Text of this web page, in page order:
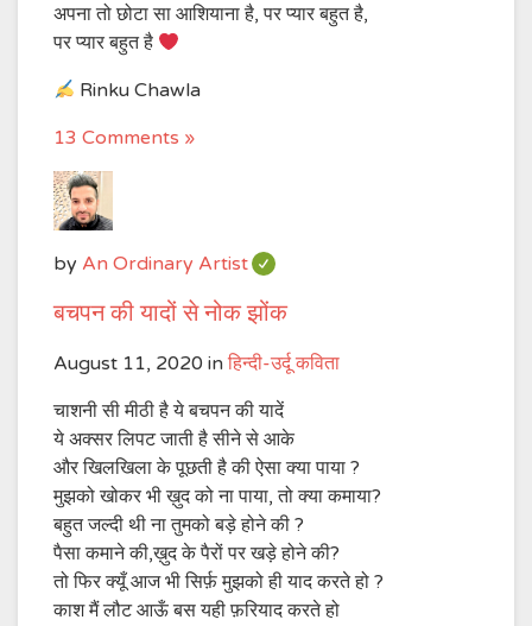
अपना तो छोटा सा आशियाना है, पर प्यार बहुत है,
पर प्यार बहुत है
Rinku Chawla
13 Comments »
by An Ordinary Artist
बचपन की यादों से नोक झोंक
August 11, 2020 in हिन्दी-उर्दू कविता
चाशनी सी मीठी है ये बचपन की यादें
ये अक्सर लिपट जाती है सीने से आके
और खिलखिला के पूछती है की ऐसा क्या पाया ?
मुझको खोकर भी ख़ुद को ना पाया, तो क्या कमाया?
बहुत जल्दी थी ना तुमको बड़े होने की ?
पैसा कमाने की,ख़ुद के पैरों पर खड़े होने की?
तो फिर क्यूँ आज भी सिर्फ़ मुझको ही याद करते हो ?
काश मैं लौट आऊँ बस यही फ़रियाद करते हो